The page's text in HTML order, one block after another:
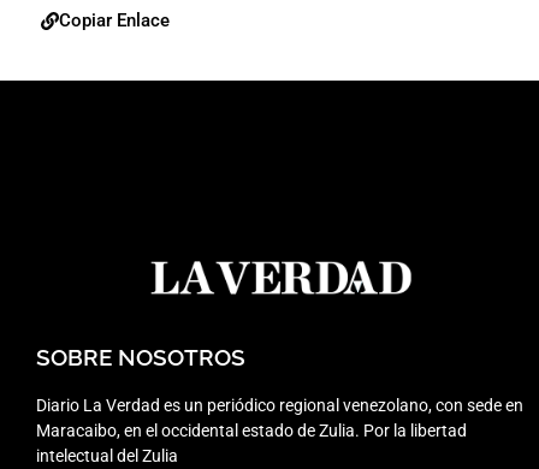
Copiar Enlace
SOBRE NOSOTROS
Diario La Verdad es un periódico regional venezolano, con sede en
Maracaibo, en el occidental estado de Zulia. Por la libertad
intelectual del Zulia